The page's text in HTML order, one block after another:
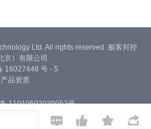
   
Ltd. All rights reserved. 极客邦控
京）有限公司
16027448 号 - 5
产品资质
11010502039052号